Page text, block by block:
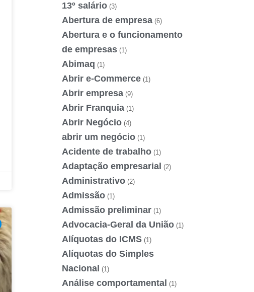
13º salário (3)
Abertura de empresa (6)
Abertura e o funcionamento
de empresas (1)
Abimaq (1)
Abrir e-Commerce (1)
Abrir empresa (9)
Abrir Franquia (1)
Abrir Negócio (4)
abrir um negócio (1)
Acidente de trabalho (1)
Adaptação empresarial (2)
Administrativo (2)
Admissão (1)
Admissão preliminar (1)
Advocacia-Geral da União (1)
Alíquotas do ICMS (1)
Alíquotas do Simples
Nacional (1)
Análise comportamental (1)